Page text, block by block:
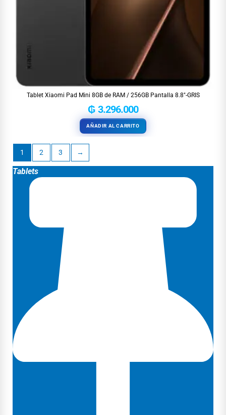
Tablet Xiaomi Pad Mini 8GB de RAM / 256GB Pantalla 8.8″-GRIS
₲ 3.296.000
AÑADIR AL CARRITO
1 2 3 →
Tablets